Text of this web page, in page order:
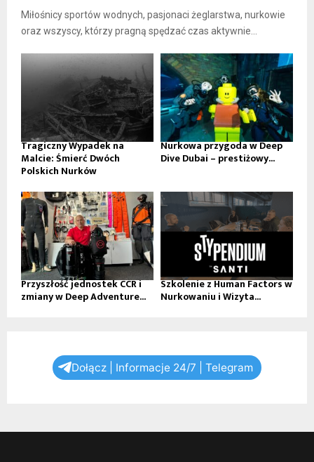
Miłośnicy sportów wodnych, pasjonaci żeglarstwa, nurkowie
oraz wszyscy, którzy pragną spędzać czas aktywnie...
Tragiczny Wypadek na
Malcie: Śmierć Dwóch
Polskich Nurków
Nurkowa przygoda w Deep
Dive Dubai – prestiżowy...
Przyszłość jednostek CCR i
zmiany w Deep Adventure...
Szkolenie z Human Factors w
Nurkowaniu i Wizyta...
Dołącz | Informacje 24/7 | Telegram